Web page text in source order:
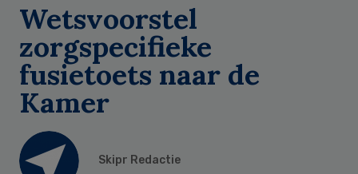
Wetsvoorstel
zorgspecifieke
fusietoets naar de
Kamer
Skipr Redactie